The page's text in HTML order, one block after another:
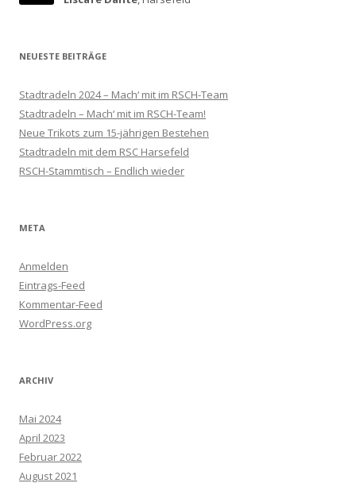
NEUESTE BEITRÄGE
Stadtradeln 2024 – Mach‘ mit im RSCH-Team
Stadtradeln – Mach‘ mit im RSCH-Team!
Neue Trikots zum 15-jährigen Bestehen
Stadtradeln mit dem RSC Harsefeld
RSCH-Stammtisch – Endlich wieder
META
Anmelden
Eintrags-Feed
Kommentar-Feed
WordPress.org
ARCHIV
Mai 2024
April 2023
Februar 2022
August 2021